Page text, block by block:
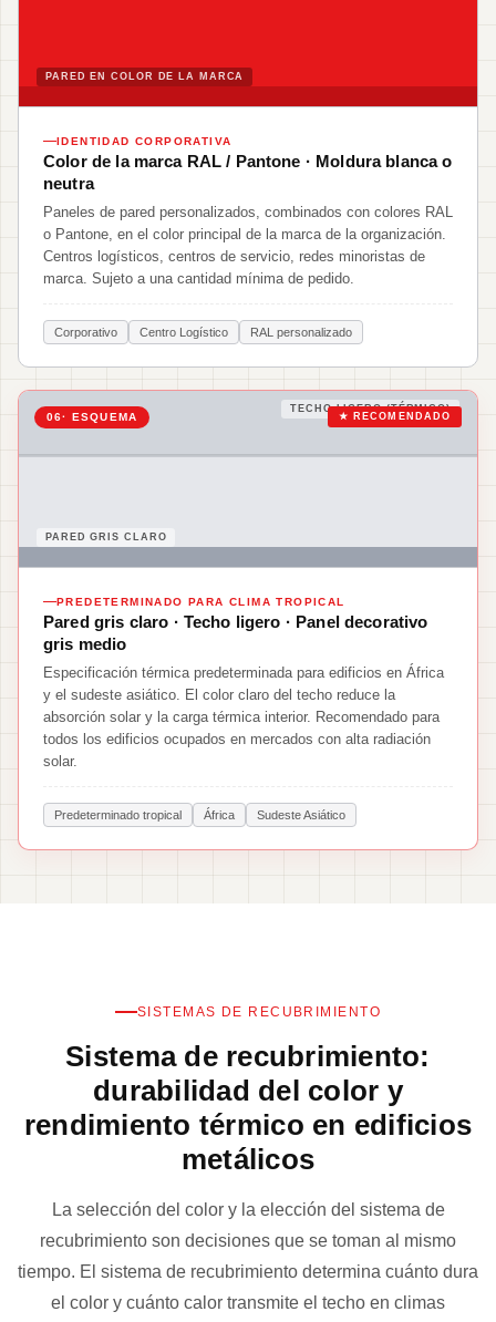
PARED EN COLOR DE LA MARCA
IDENTIDAD CORPORATIVA
Color de la marca RAL / Pantone · Moldura blanca o
neutra
Paneles de pared personalizados, combinados con colores RAL
o Pantone, en el color principal de la marca de la organización.
Centros logísticos, centros de servicio, redes minoristas de
marca. Sujeto a una cantidad mínima de pedido.
Corporativo Centro Logístico RAL personalizado
06· ESQUEMA ★ RECOMENDADO
TECHO LIGERO (TÉRMICO)
PARED GRIS CLARO
PREDETERMINADO PARA CLIMA TROPICAL
Pared gris claro · Techo ligero · Panel decorativo
gris medio
Especificación térmica predeterminada para edificios en África
y el sudeste asiático. El color claro del techo reduce la
absorción solar y la carga térmica interior. Recomendado para
todos los edificios ocupados en mercados con alta radiación
solar.
Predeterminado tropical África Sudeste Asiático
SISTEMAS DE RECUBRIMIENTO
Sistema de recubrimiento:
durabilidad del color y
rendimiento térmico en edificios
metálicos
La selección del color y la elección del sistema de
recubrimiento son decisiones que se toman al mismo
tiempo. El sistema de recubrimiento determina cuánto dura
el color y cuánto calor transmite el techo en climas